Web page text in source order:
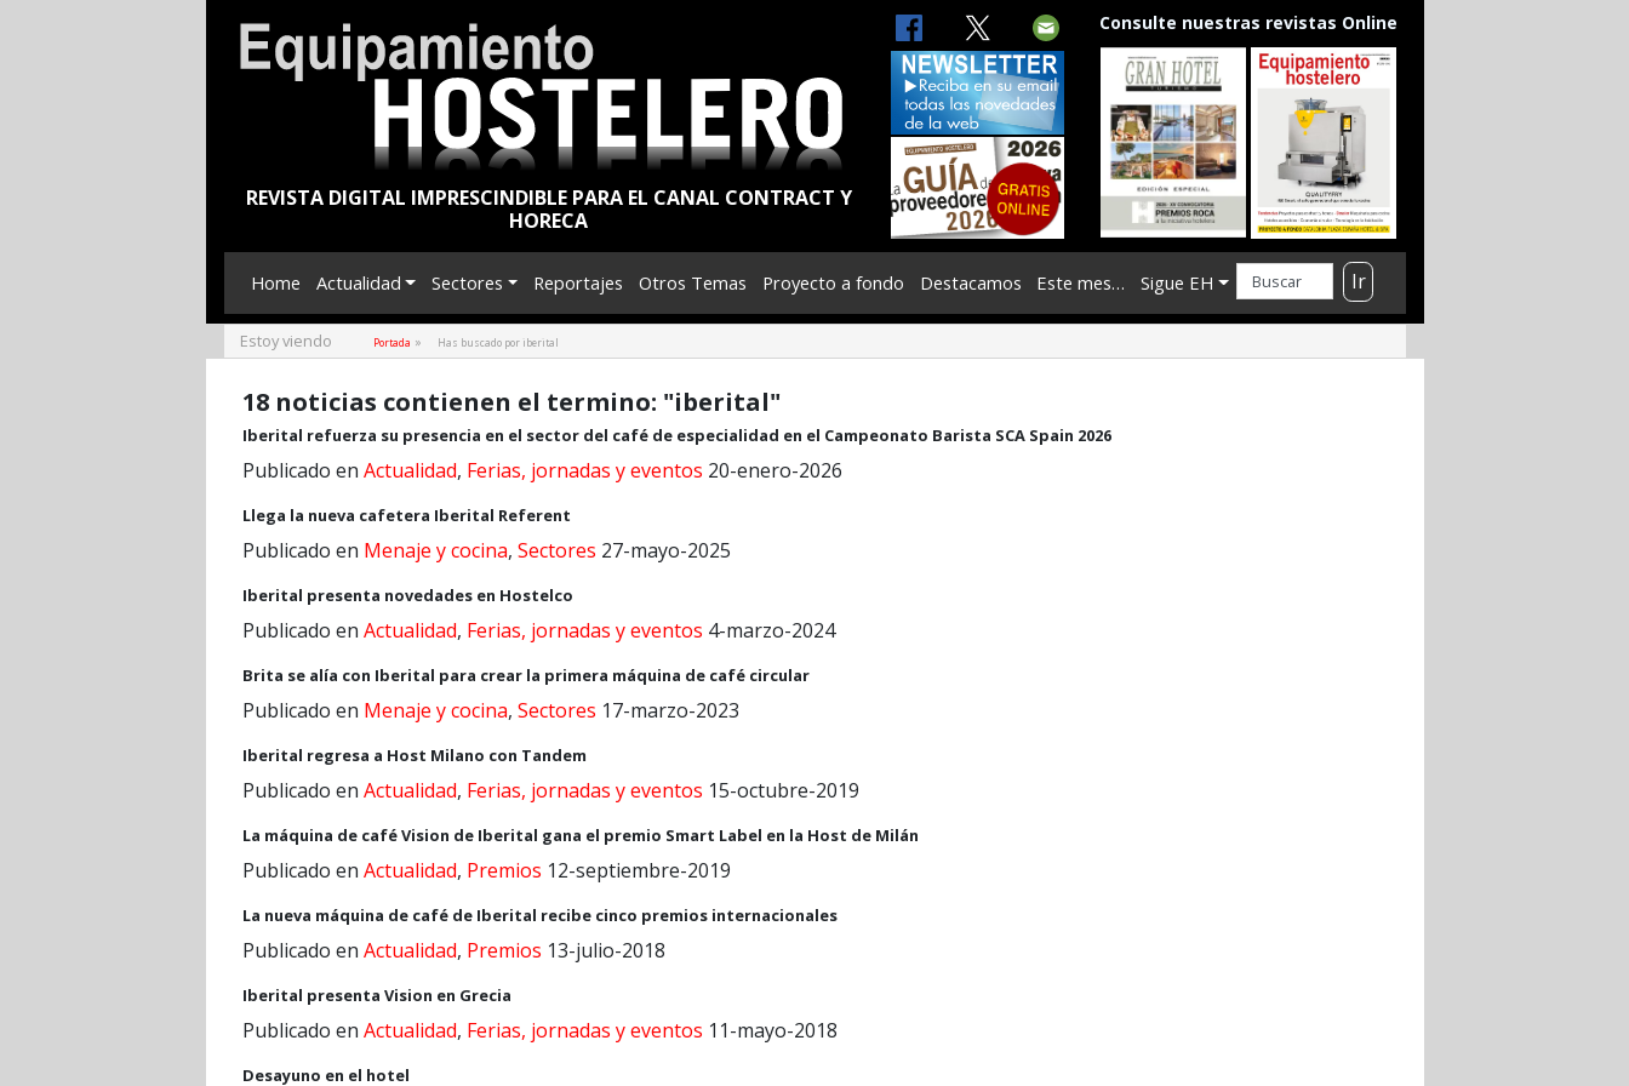
REVISTA DIGITAL IMPRESCINDIBLE PARA EL CANAL CONTRACT Y
HORECA
Consulte nuestras revistas Online
Home Actualidad Sectores Reportajes Otros Temas Proyecto a fondo Destacamos Este mes… Sigue EH Ir
Estoy viendo Portada » Has buscado por iberital
18 noticias contienen el termino: "iberital"
Iberital refuerza su presencia en el sector del café de especialidad en el Campeonato Barista SCA Spain 2026
Publicado en Actualidad, Ferias, jornadas y eventos 20-enero-2026
Llega la nueva cafetera Iberital Referent
Publicado en Menaje y cocina, Sectores 27-mayo-2025
Iberital presenta novedades en Hostelco
Publicado en Actualidad, Ferias, jornadas y eventos 4-marzo-2024
Brita se alía con Iberital para crear la primera máquina de café circular
Publicado en Menaje y cocina, Sectores 17-marzo-2023
Iberital regresa a Host Milano con Tandem
Publicado en Actualidad, Ferias, jornadas y eventos 15-octubre-2019
La máquina de café Vision de Iberital gana el premio Smart Label en la Host de Milán
Publicado en Actualidad, Premios 12-septiembre-2019
La nueva máquina de café de Iberital recibe cinco premios internacionales
Publicado en Actualidad, Premios 13-julio-2018
Iberital presenta Vision en Grecia
Publicado en Actualidad, Ferias, jornadas y eventos 11-mayo-2018
Desayuno en el hotel